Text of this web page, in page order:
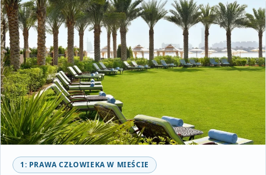
1: PRAWA CZŁOWIEKA W MIEŚCIE